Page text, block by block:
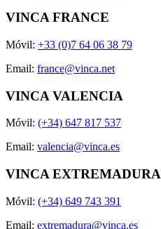
VINCA FRANCE
Móvil: +33 (0)7 64 06 38 79
Email: france@vinca.net
VINCA VALENCIA
Móvil: (+34) 647 817 537
Email: valencia@vinca.es
VINCA EXTREMADURA
Móvil: (+34) 649 743 391
Email: extremadura@vinca.es